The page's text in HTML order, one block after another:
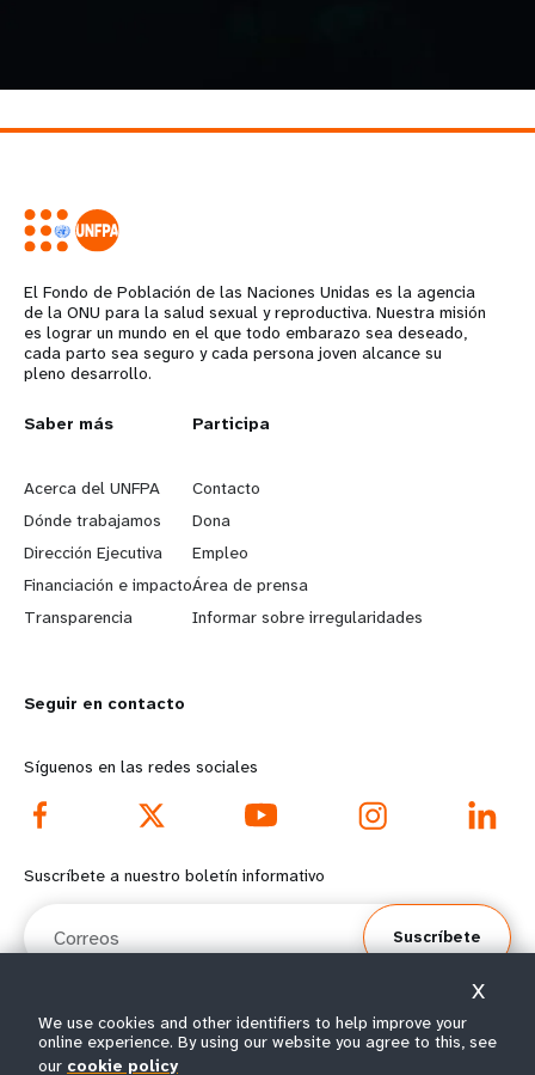
El Fondo de Población de las Naciones Unidas es la agencia
de la ONU para la salud sexual y reproductiva. Nuestra misión
es lograr un mundo en el que todo embarazo sea deseado,
cada parto sea seguro y cada persona joven alcance su
pleno desarrollo.
L
e
a
r
n
o
r
e
f
o
t
e
Saber más
Acerca del UNFPA
Dónde trabajamos
Dirección Ejecutiva
Financiación e impacto
Transparencia
G
o
b
e
y
d
o
t
e
r
Participa
Contacto
Dona
Empleo
Área de prensa
Informar sobre irregularidades
Seguir en contacto
Síguenos en las redes sociales
Suscríbete a nuestro boletín informativo
Suscríbete
© Todos los derechos reservados 2026.
We use cookies and other identifiers to help improve your
online experience. By using our website you agree to this, see
our cookie policy
X